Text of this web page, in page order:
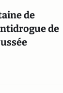
de
de